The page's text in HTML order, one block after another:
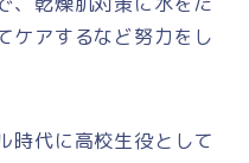
ケアするなど努力をし
時代に高校生役として